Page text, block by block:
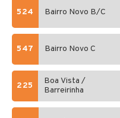
524 Bairro Novo B/C
547 Bairro Novo C
225
Boa Vista /
Barreirinha